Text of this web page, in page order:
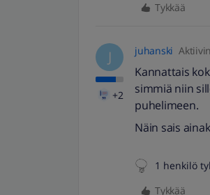
Tykkää
J
+2
juhanski
Kannattais
simmiä niin
puhelimeen.
Näin sais
1 henkilö
Tykkää